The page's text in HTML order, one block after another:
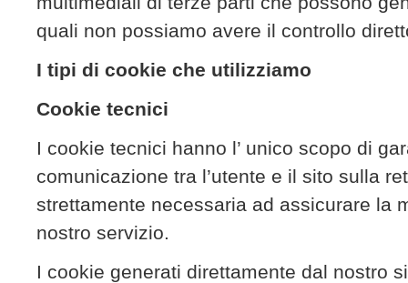
quali non possiamo avere il controllo
I tipi di cookie che utilizziamo
Cookie tecnici
I cookie tecnici hanno l’ unico scopo di
comunicazione tra l’utente e il sito sulla
strettamente necessaria ad assicurare la
nostro servizio.
I cookie generati direttamente dal nostro